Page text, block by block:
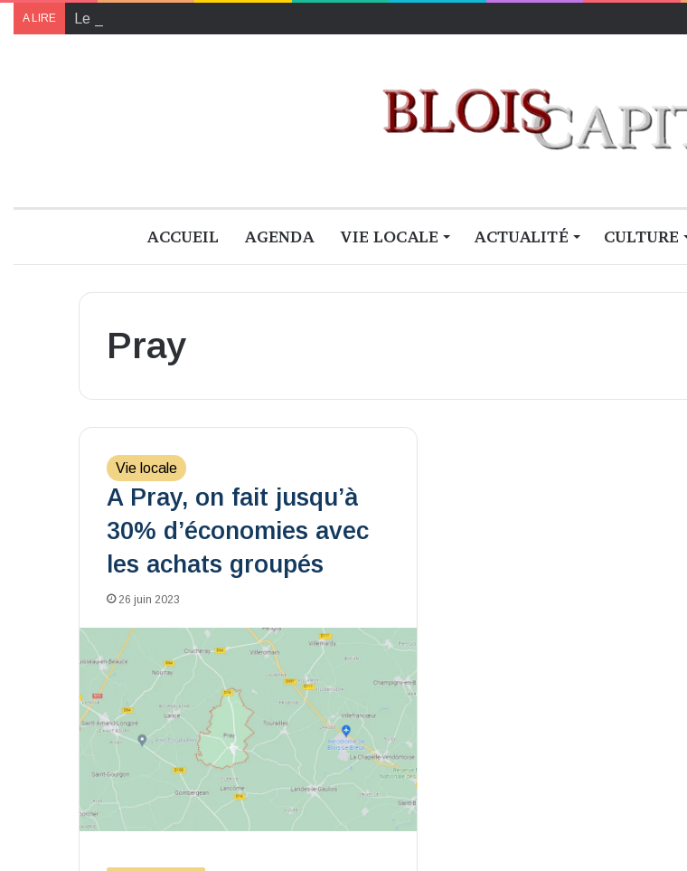
A LIRE Le programme de « Faites pour le climat 2024 » à Blois
ACCUEIL AGENDA VIE LOCALE ACTUALITÉ CULTURE
Pray
Vie locale
A Pray, on fait jusqu’à
30% d’économies avec
les achats groupés
26 juin 2023